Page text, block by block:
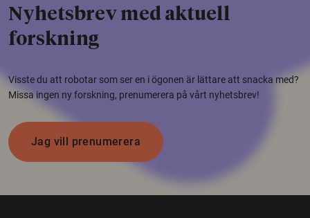
Nyhetsbrev med aktuell
forskning
Visste du att robotar som ser en i ögonen är lättare att snacka med?
Missa ingen ny forskning, prenumerera på vårt nyhetsbrev!
Jag vill prenumerera